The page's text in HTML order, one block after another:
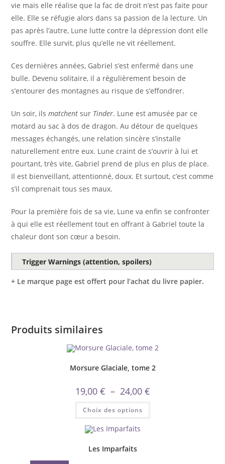
vie mais elle réalise que la fac de droit n’est pas faite pour
elle. Elle se réfugie alors dans sa passion de la lecture. Un
pas après l’autre, Lune lutte contre la dépression dont elle
souffre. Elle survit, plus qu’elle ne vit réellement.
Ces dernières années, Gabriel s’est enfermé dans une
bulle. Devenu solitaire, il a régulièrement besoin de
s’entourer des montagnes au risque de s’effondrer.
Un soir, ilsmatchent sur Tinder. Lune est amusée par ce
motard au sac à dos de dragon. Au détour de quelques
messages échangés, une relation sincère s’installe
naturellement entre eux. Lune craint de s’ouvrir à lui et
pourtant, très vite, Gabriel prend de plus en plus de place.
Il est bienveillant, attentionné, doux. Et surtout, c’est comme
s’il comprenait tous ses maux.
Pour la première fois de sa vie, Lune va enfin se confronter
à qui elle est réellement tout en offrant à Gabriel toute la
chaleur dont son cœur a besoin.
Trigger Warnings (attention, spoilers)
+ Le marque page est offert pour l’achat du livre papier.
Produits similaires
Morsure Glaciale, tome 2
19,00 € – 24,00 €Plage
de
prix :
à
Choix des options
Ce
a
Les Imparfaits